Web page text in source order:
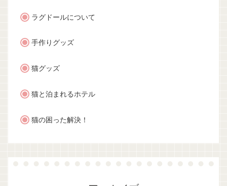
ラグドールについて
手作りグッズ
猫グッズ
猫と泊まれるホテル
猫の困った解決！